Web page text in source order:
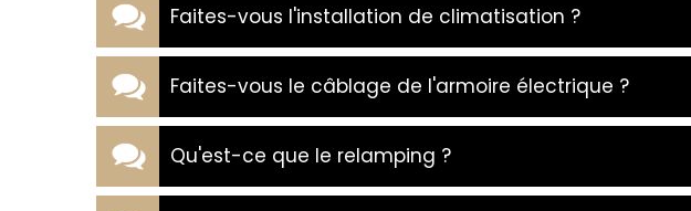
Faites-vous l'installation de climatisation ?
Faites-vous le câblage de l'armoire électrique ?
Qu'est-ce que le relamping ?